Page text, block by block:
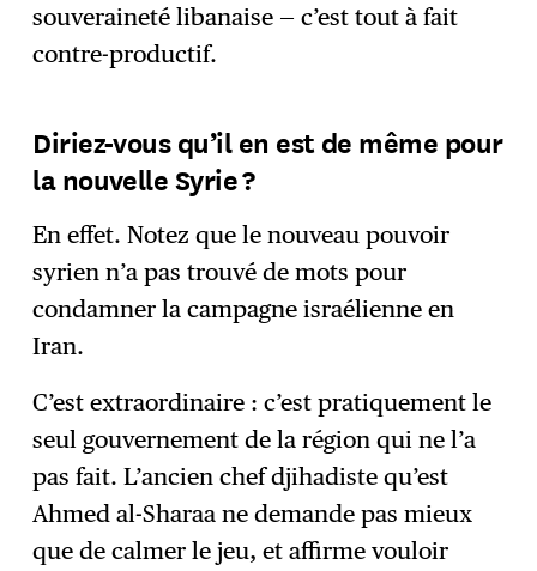
souveraineté libanaise — c’est tout à fait
contre-productif.
Diriez-vous qu’il en est de même pour
la nouvelle Syrie ?
En effet. Notez que le nouveau pouvoir
syrien n’a pas trouvé de mots pour
condamner la campagne israélienne en
Iran.
C’est extraordinaire : c’est pratiquement le
seul gouvernement de la région qui ne l’a
pas fait. L’ancien chef djihadiste qu’est
Ahmed al-Sharaa ne demande pas mieux
que de calmer le jeu, et affirme vouloir